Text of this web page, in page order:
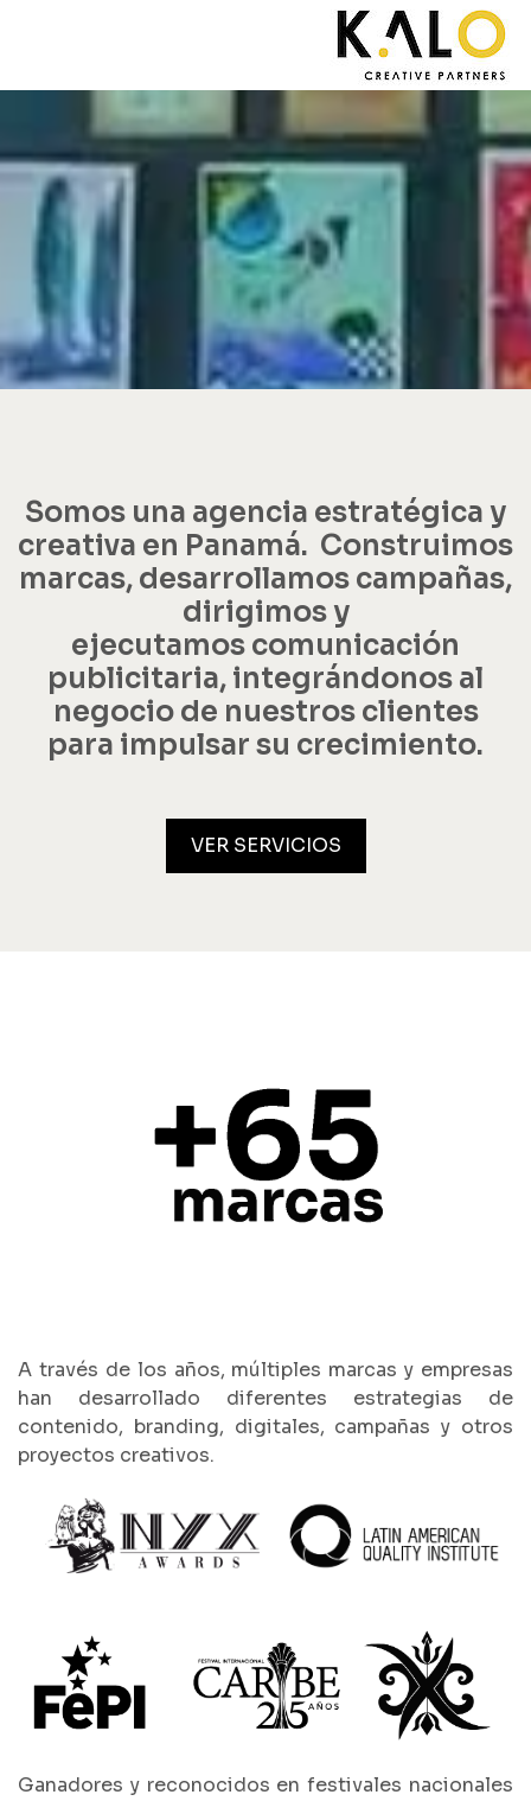
Somos una agencia estratégica y
creativa en Panamá. Construimos
marcas, desarrollamos campañas,
dirigimos y
ejecutamos comunicación
publicitaria, integrándonos al
negocio de nuestros clientes
para impulsar su crecimiento.
VER SERVICIOS
A través de los años, múltiples marcas y empresas
han desarrollado diferentes estrategias de
contenido, branding, digitales, campañas y otros
proyectos creativos.
Ganadores y reconocidos en festivales nacionales